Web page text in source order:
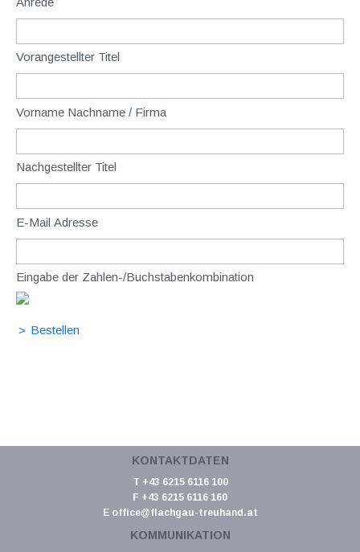
Vorangestellter Titel
Vorname Nachname / Firma
Nachgestellter Titel
E-Mail Adresse
Eingabe der Zahlen-/Buchstabenkombination
KONTAKTDATEN
T +43 6215 6116 100
F +43 6215 6116 160
E office@flachgau-treuhand.at
KOMMUNIKATION